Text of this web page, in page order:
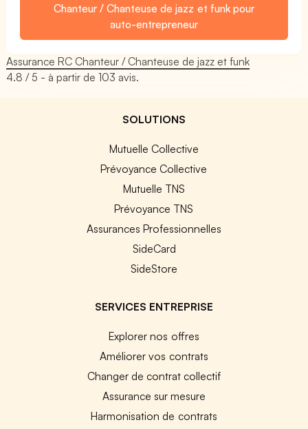
Chanteur / Chanteuse de jazz et funk pour
auto-entrepreneur
Assurance RC Chanteur / Chanteuse de jazz et funk
4.8 / 5 - à partir de103 avis.
SOLUTIONS
Mutuelle Collective
Prévoyance Collective
Mutuelle TNS
Prévoyance TNS
Assurances Professionnelles
SideCard
SideStore
SERVICES ENTREPRISE
Explorer nos offres
Améliorer vos contrats
Changer de contrat collectif
Assurance sur mesure
Harmonisation de contrats